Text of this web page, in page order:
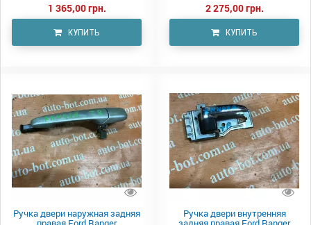
1 365,00 грн.
КУПИТЬ
2 275,00 грн.
КУПИТЬ
Ручка двери наружная задняя Ручка двери внутренняя